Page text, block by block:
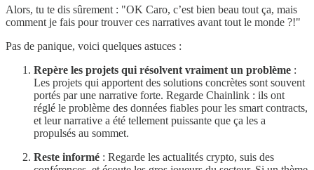
Alors, tu te dis sûrement : "OK Caro, c’est bien beau tout ça, mais
comment je fais pour trouver ces narratives avant tout le monde ?!"
Pas de panique, voici quelques astuces :
Repère les projets qui résolvent vraiment un problème :
Les projets qui apportent des solutions concrètes sont souvent
portés par une narrative forte. Regarde Chainlink : ils ont
réglé le problème des données fiables pour les smart contracts,
et leur narrative a été tellement puissante que ça les a
propulsés au sommet.
Reste informé : Regarde les actualités crypto, suis des